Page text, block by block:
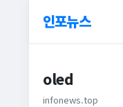
인포뉴스
oled
infonews.top